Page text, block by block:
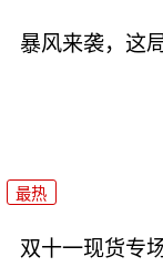
暴风来袭，这
最热
双十一现货专